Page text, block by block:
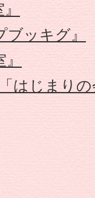
ッキグ』
はじまりの